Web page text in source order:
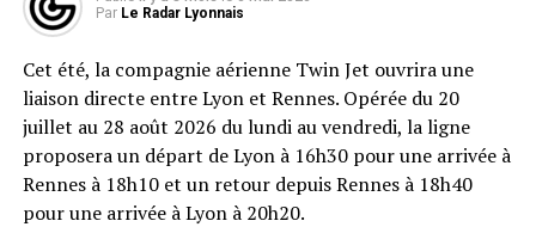
Rhône-Alpes.
Ami fidèle de l’Institut Lumière depuis sa fondation, il
avait participé à toutes les éditions du Festival Lumière
depuis 2009, collaborant avec les équipes du musée pour
la réalisation de livres, d’expositions et de
documentaires. Il était également président de la
Société lyonnaise des inventeurs, société savante
Par Le Radar Lyonnais
Cet été, la compagnie aérienne Twin Jet ouvrira une
liaison directe entre Lyon et Rennes. Opérée du 20
juillet au 28 août 2026 du lundi au vendredi, la ligne
proposera un départ de Lyon à 16h30 pour une arrivée à
Rennes à 18h10 et un retour depuis Rennes à 18h40
pour une arrivée à Lyon à 20h20.